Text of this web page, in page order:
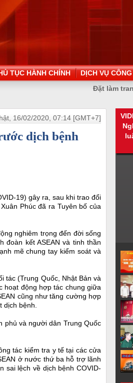
TỤC HÀNH CHÍNH DỊCH VỤ
Đặt làm
16/02/2020, 07:14 [GMT+7]
dịch bệnh
19) gây ra, sau khi trao đổi
Phúc đã ra Tuyên bố của
nghiêm trọng đến đời sống
đoàn kết ASEAN và tinh thần
mẽ chung tay kiểm soát và
tác (Trung Quốc, Nhật Bản và
hoạt động hợp tác chung giữa
cũng như tăng cường hợp
bệnh.
phủ và người dân Trung Quốc
tác kiểm tra y tế tại các cửa
ở nước thứ ba hỗ trợ lãnh
sai lệch về dịch bệnh COVID-